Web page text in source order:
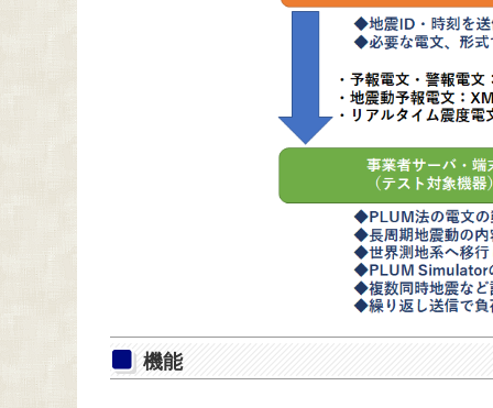
機能